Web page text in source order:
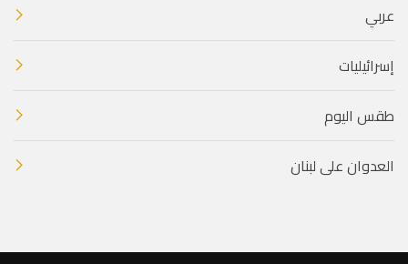
عربي
إسرائيليات
طقس اليوم
العدوان على لبنان